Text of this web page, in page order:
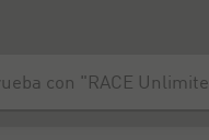
en Cádiz. Consúltalo